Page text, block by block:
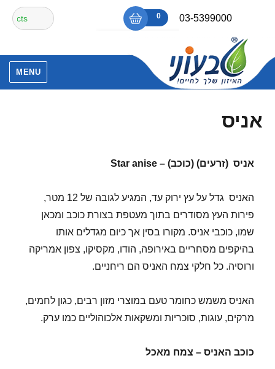
content
03-5399000
₪0
0
אין מוצרים בסל הקניות.
חיפוש
עבור:
MENU
אניס
אניס (זרעים) (כוכב) –Star anise
האניס גדל על עץ ירוק עד, המגיע לגובה של 12 מטר,
פירות העץ מסודרים בתוך מעטפת בצורת כוכב ומכאן
שמו, כוכבי אניס. מקורו בסין אך כיום מגדלים אותו
בהיקפים מסחריים באירופה, הודו, מקסיקו, צפון אמריקה
ורוסיה. כל חלקי צמח האניס הם ריחניים.
האניס משמש כחומר טעם במוצרי מזון רבים, כגון לחמים,
מרקים, עוגות, סוכריות ומשקאות אלכוהוליים כמו ערק.
כוכב האניס – צמח מאכל